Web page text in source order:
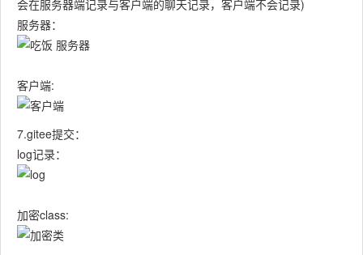
会在服务器端记录与客户端的聊天记录，客户端不会记录)
服务器：
客户端:
7.gitee提交：
log记录：
加密class: